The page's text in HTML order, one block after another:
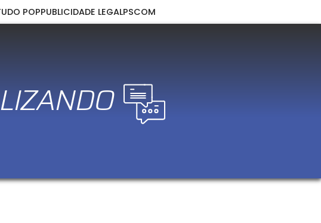
POPPUBLICIDADE LEGALPSCOM